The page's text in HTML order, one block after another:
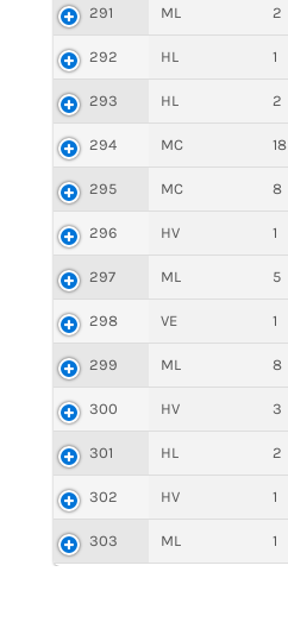
291 ML 2
292 HL 1
293 HL 2
294 MC 18
295 MC 8
296 HV 1
297 ML 5
298 VE 1
299 ML 8
300 HV 3
301 HL 2
302 HV 1
303 ML 1